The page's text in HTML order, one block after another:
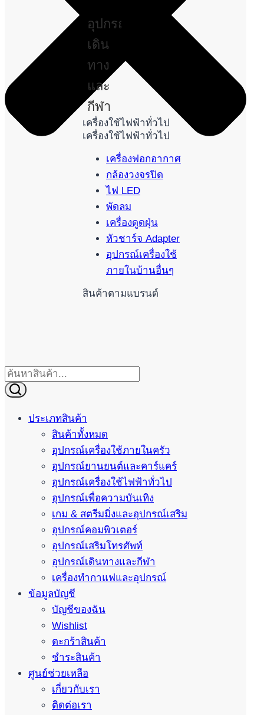
อุปกรณ์
เดิน
ทาง
และ
กีฬา
เครื่องใช้ไฟฟ้าทั่วไป
เครื่องใช้ไฟฟ้าทั่วไป
เครื่องฟอกอากาศ
กล้องวงจรปิด
ไฟ LED
พัดลม
เครื่องดูดฝุ่น
หัวชาร์จ Adapter
อุปกรณ์เครื่องใช้
ภายในบ้านอื่นๆ
สินค้าตามแบรนด์
ประเภทสินค้า
สินค้าทั้งหมด
อุปกรณ์เครื่องใช้ภายในครัว
อุปกรณ์ยานยนต์และคาร์แคร์
อุปกรณ์เครื่องใช้ไฟฟ้าทั่วไป
อุปกรณ์เพื่อความบันเทิง
เกม & สตรีมมิ่งและอุปกรณ์เสริม
อุปกรณ์คอมพิวเตอร์
อุปกรณ์เสริมโทรศัพท์
อุปกรณ์เดินทางและกีฬา
เครื่องทำกาแฟและอุปกรณ์
ข้อมูลบัญชี
บัญชีของฉัน
Wishlist
ตะกร้าสินค้า
ชำระสินค้า
ศูนย์ช่วยเหลือ
เกี่ยวกับเรา
ติดต่อเรา